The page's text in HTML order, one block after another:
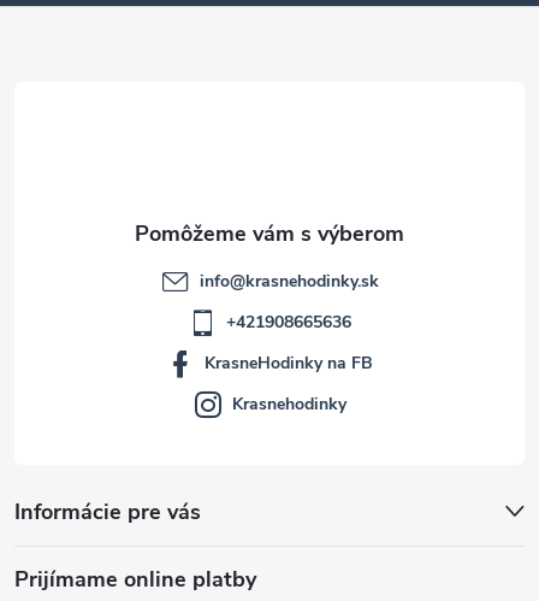
Informácie pre vás
Prijímame online platby
info@krasnehodinky.sk
+421908665636
KrasneHodinky na FB
Krasnehodinky